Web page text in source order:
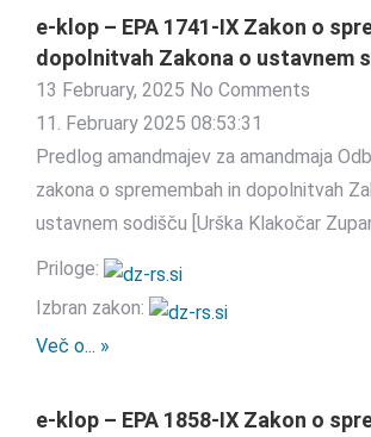
e-klop – EPA 1741-IX Zakon o
dopolnitvah Zakona o ustavnem
13 February, 2025 No Comments
11. February 2025 08:53:31
Predlog amandmajev za amandmaja
zakona o spremembah in dopolnitvah
ustavnem sodišču [Urška Klakočar
Priloge:
Izbran zakon:
Več o... »
e-klop – EPA 1858-IX Zakon o